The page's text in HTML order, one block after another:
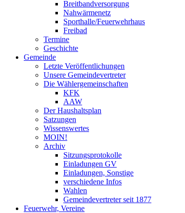
Breitbandversorgung
Nahwärmenetz
Sporthalle/Feuerwehrhaus
Freibad
Termine
Geschichte
Gemeinde
Letzte Veröffentlichungen
Unsere Gemeindevertreter
Die Wählergemeinschaften
KFK
AAW
Der Haushaltsplan
Satzungen
Wissenswertes
MOIN!
Archiv
Sitzungsprotokolle
Einladungen GV
Einladungen, Sonstige
verschiedene Infos
Wahlen
Gemeindevertreter seit 1877
Feuerwehr, Vereine